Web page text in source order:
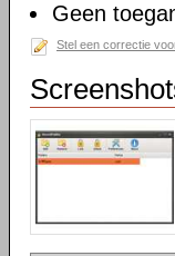
Geen
Stel een correctie